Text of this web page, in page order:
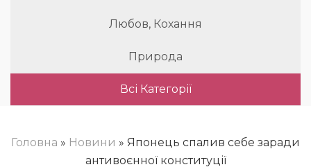
Любов, Кохання
Природа
Всі Категорії
Головна » Новини » Японець спалив себе заради
антивоєнної конституції